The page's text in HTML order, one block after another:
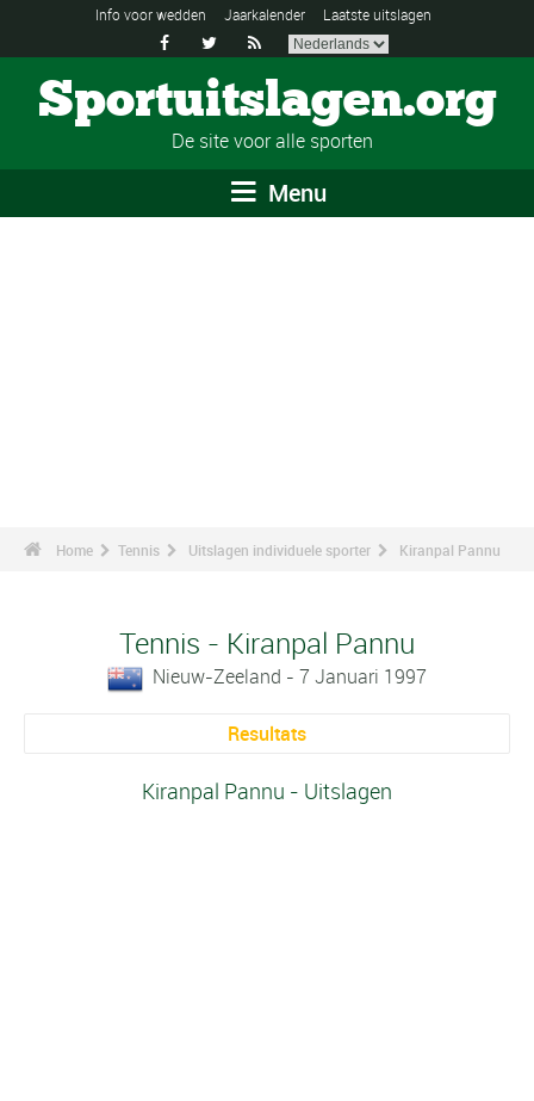
Info voor wedden Jaarkalender Laatste uitslagen
  
Sportuitslagen.org
De site voor alle sporten
Menu
Home Tennis Uitslagen individuele sporter Kiranpal Pannu
Tennis - Kiranpal Pannu
Nieuw-Zeeland - 7 Januari 1997
Resultats
Kiranpal Pannu - Uitslagen